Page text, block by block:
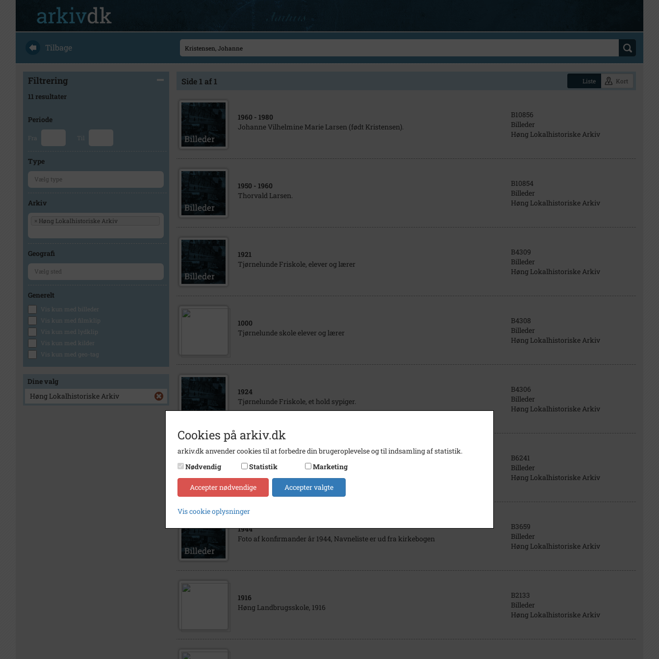
Tilbage
Filtrering
11 resultater
Periode
Fra Til
Type
Arkiv
× Høng Lokalhistoriske Arkiv
Geografi
Generelt
Vis kun med billeder
Vis kun med filmklip
Vis kun med lydklip
Vis kun med kilder
Vis kun med geo-tag
Dine valg
Høng Lokalhistoriske Arkiv
Side 1 af 1 Liste Kort
1960 - 1980
Johanne Vilhelmine Marie Larsen (født Kristensen).
B10856
Billeder
Høng Lokalhistoriske Arkiv
1950 - 1960
Thorvald Larsen.
B10854
Billeder
Høng Lokalhistoriske Arkiv
1921
Tjørnelunde Friskole, elever og lærer
B4309
Billeder
Høng Lokalhistoriske Arkiv
1000
Tjørnelunde skole elever og lærer
B4308
Billeder
Høng Lokalhistoriske Arkiv
1924
Tjørnelunde Friskole, et hold sypiger.
B4306
Billeder
Høng Lokalhistoriske Arkiv
Elevfoto Ørslev skole 1943
B6241
Billeder
Høng Lokalhistoriske Arkiv
1944
Foto af konfirmander år 1944, Navneliste er ud fra kirkebogen
B3659
Billeder
Høng Lokalhistoriske Arkiv
1916
Høng Landbrugsskole, 1916
B2133
Billeder
Høng Lokalhistoriske Arkiv
Cookies på arkiv.dk
arkiv.dk anvender cookies til at forbedre din brugeroplevelse og til indsamling af statistik.
Nødvendig
Statistik Marketing
Accepter nødvendige Accepter valgte
Vis cookie oplysninger